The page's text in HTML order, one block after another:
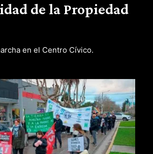
de la Propiedad
en el Centro Cívico.